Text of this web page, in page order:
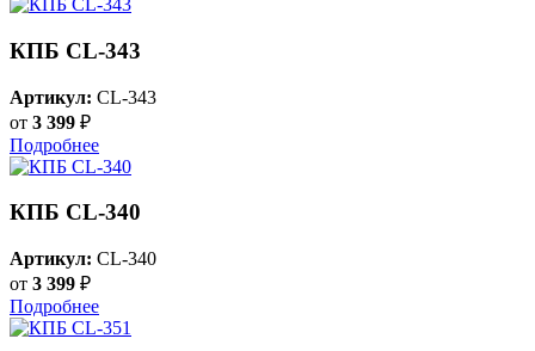
КПБ CL-343
Артикул: CL-343
от 3 399 ₽
Подробнее
КПБ CL-340
Артикул: CL-340
от 3 399 ₽
Подробнее